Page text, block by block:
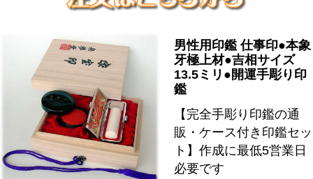
男性用印鑑 仕事印●本象
牙極上材●吉相サイズ
13.5ミリ●開運手彫り印
鑑
【完全手彫り印鑑の通
販・ケース付き印鑑セッ
ト】作成に最低5営業日
必要です